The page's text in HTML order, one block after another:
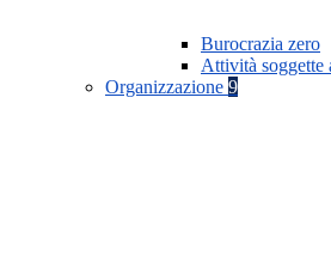
Burocrazia zero
Attività soggette
Organizzazione 9